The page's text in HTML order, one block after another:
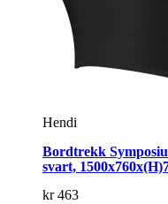
Hendi
Bordtrekk
svart,
kr463